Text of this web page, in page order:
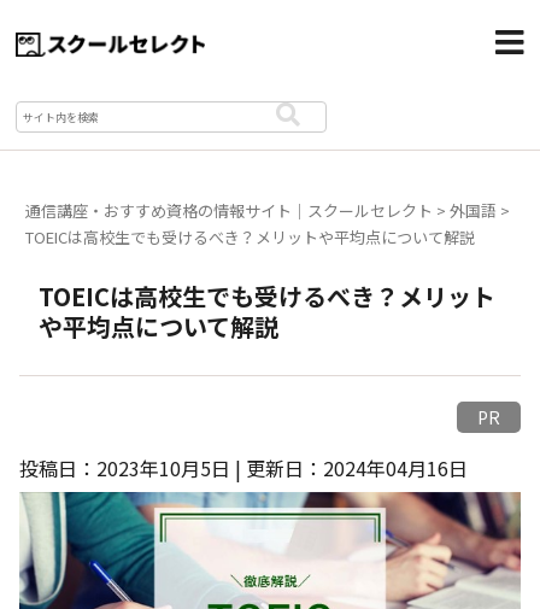
通信講座・おすすめ資格の情報サイト｜スクールセレクト >外国語 >
TOEICは高校生でも受けるべき？メリットや平均点について解説
TOEICは高校生でも受けるべき？メリット
や平均点について解説
PR
投稿日：2023年10月5日 | 更新日：2024年04月16日